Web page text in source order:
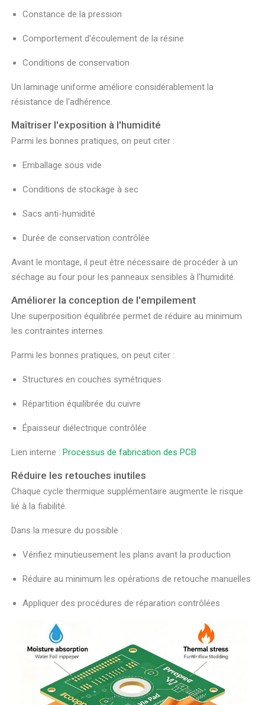
Constance de la pression
Comportement d'écoulement de la résine
Conditions de conservation
Un laminage uniforme améliore considérablement la
résistance de l'adhérence.
Maîtriser l'exposition à l'humidité
Parmi les bonnes pratiques, on peut citer :
Emballage sous vide
Conditions de stockage à sec
Sacs anti-humidité
Durée de conservation contrôlée
Avant le montage, il peut être nécessaire de procéder à un
séchage au four pour les panneaux sensibles à l'humidité.
Améliorer la conception de l'empilement
Une superposition équilibrée permet de réduire au minimum
les contraintes internes.
Parmi les bonnes pratiques, on peut citer :
Structures en couches symétriques
Répartition équilibrée du cuivre
Épaisseur diélectrique contrôlée
Lien interne :Processus de fabrication des PCB
Réduire les retouches inutiles
Chaque cycle thermique supplémentaire augmente le risque
lié à la fiabilité.
Dans la mesure du possible :
Vérifiez minutieusement les plans avant la production
Réduire au minimum les opérations de retouche manuelles
Appliquer des procédures de réparation contrôlées